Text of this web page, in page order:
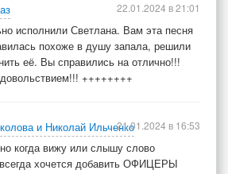
исполнили Светлана. Вам эта песня
похоже в душу запала, решили
её. Вы справились на отлично!!!
++++++++
22.01.2024 в 21:01
и Николай Ильченко
когда вижу или слышу слово
хочется добавить ОФИЦЕРЫ
21.01.2024 в 16:53